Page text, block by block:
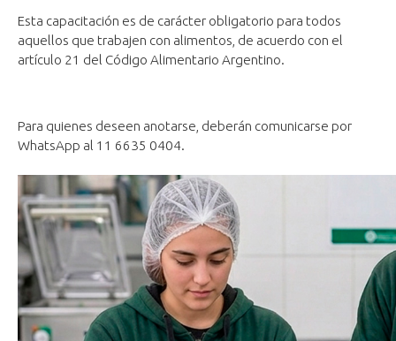
Esta capacitación es de carácter obligatorio para todos
aquellos que trabajen con alimentos, de acuerdo con el
artículo 21 del Código Alimentario Argentino.
Para quienes deseen anotarse, deberán comunicarse por
WhatsApp al 11 6635 0404.